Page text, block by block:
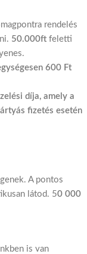
rendelés
50.000ftfeletti
600 Ft
díja, amely a
fizetés esetén
A pontos
látod. 50 000
is van